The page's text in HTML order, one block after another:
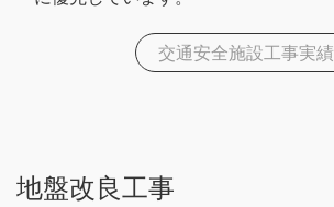
交通安全施設工事実績
地盤改良工事